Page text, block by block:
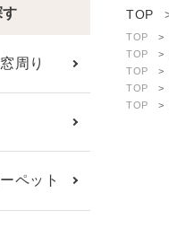
員登録
周り
ペット
TOP
TOP
TOP
TOP
TOP
TOP